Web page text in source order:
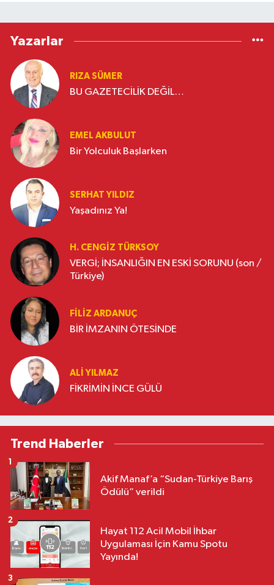
Yazarlar
RIZA SÜMER
BU GAZETECİLİK DEĞİL…
EMEL AKBULUT
Bir Yolculuk Başlarken
SERHAT YILDIZ
Yaşadınız Ya!
H. CENGIZ TÜRKSOY
VERGİ; İNSANLIĞIN EN ESKİ SORUNU (son /
Türkiye)
FILIZ ARDANUÇ
BİR İMZANIN ÖTESİNDE
ALI YILMAZ
FİKRİMİN İNCE GÜLÜ
Trend Haberler
Akif Manaf’a “Sudan-Türkiye Barış
Ödülü” verildi
1
Hayat 112 Acil Mobil İhbar
Uygulaması İçin Kamu Spotu
Yayında!
2
3